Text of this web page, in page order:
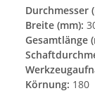
Durchmesser
Breite (mm):
Gesamtlänge
Körnung: 180